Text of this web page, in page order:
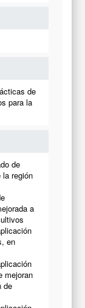
de
para la
de
región
a
en
mejoran
de